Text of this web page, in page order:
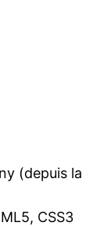
(depuis la
CSS3